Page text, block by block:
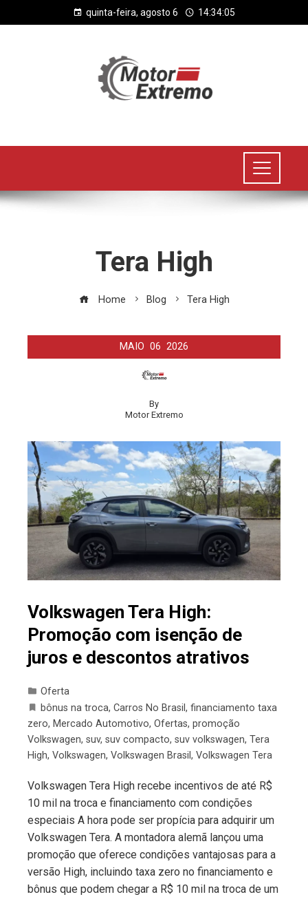
quinta-feira, agosto 6 14:34:05
Tera High
Home Blog Tera High
MAIO 06 2026
By
Motor Extremo
Volkswagen Tera High:
Promoção com isenção de
juros e descontos atrativos
Oferta
bônus na troca, Carros No Brasil , financiamento taxa
zero, Mercado Automotivo, Ofertas, promoção
Volkswagen, suv, suv compacto, suv volkswagen, Tera
High, Volkswagen, Volkswagen Brasil , Volkswagen Tera
Volkswagen Tera High recebe incentivos de até R$
10 mil na troca e financiamento com condições
especiais A hora pode ser propícia para adquirir um
Volkswagen Tera. A montadora alemã lançou uma
promoção que oferece condições vantajosas para a
versão High, incluindo taxa zero no financiamento e
bônus que podem chegar a R$ 10 mil na troca de um